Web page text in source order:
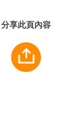
分享此頁內容